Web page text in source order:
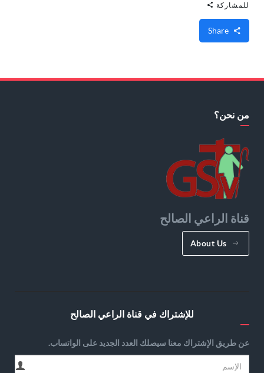
للمشاركة
من نحن؟
قناة الراعي الصالح
About Us
للإشتراك في قناة الراعي الصالح
عن طريق الإشتراك معنا سيصلك العدد الجديد على الواتساب.